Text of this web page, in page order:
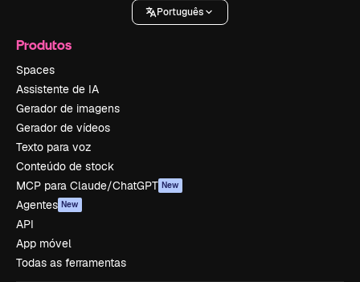
Português
Produtos
Spaces
Assistente de IA
Gerador de imagens
Gerador de vídeos
Texto para voz
Conteúdo de stock
MCP para Claude/ChatGPT New
Agentes New
API
App móvel
Todas as ferramentas